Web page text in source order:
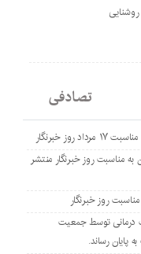
تصادفی
خبرنگار
مناسبت روز خبرنگار منتشر
روز خبرنگار
نزدیک به ۴۰ هزار خدمت درمانی توسط جمعیت
پایان رساند.